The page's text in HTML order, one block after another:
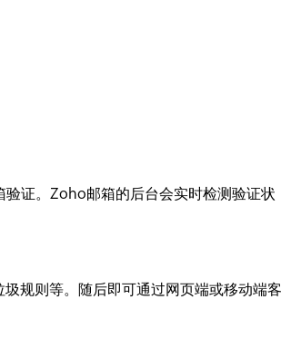
证。Zoho邮箱的后台会实时检测验证状
规则等。随后即可通过网页端或移动端